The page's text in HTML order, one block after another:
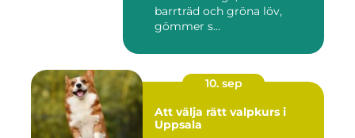
barrträd och gröna löv,
gömmer s...
10. sep
Att välja rätt valpkurs i
Uppsala